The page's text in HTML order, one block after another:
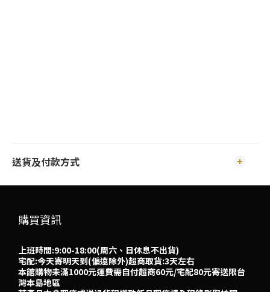
送貨及付款方式
購買資訊
上班時間:9:00-18:00(周六、日休息不出貨)
宅配:今天寄明天到(偏遠除外)超商取貨:3天左右
本館購物未滿1000元運費需自付超商60元/宅配80元寄送限台
灣本島地區